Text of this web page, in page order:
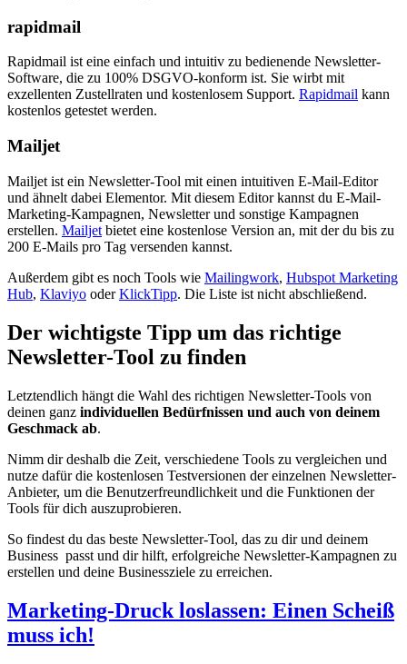
rapidmail
Rapidmail ist eine einfach und intuitiv zu bedienende Newsletter-
Software, die zu 100% DSGVO-konform ist. Sie wirbt mit
exzellenten Zustellraten und kostenlosem Support. Rapidmail kann
kostenlos getestet werden.
Mailjet
Mailjet ist ein Newsletter-Tool mit einen intuitiven E-Mail-Editor
und ähnelt dabei Elementor. Mit diesem Editor kannst du E-Mail-
Marketing-Kampagnen, Newsletter und sonstige Kampagnen
erstellen. Mailjet bietet eine kostenlose Version an, mit der du bis zu
200 E-Mails pro Tag versenden kannst.
Außerdem gibt es noch Tools wie Mailingwork, Hubspot Marketing
Hub, Klaviyo oderKlickTipp. Die Liste ist nicht abschließend.
Der wichtigste Tipp um das richtige
Newsletter-Tool zu finden
Letztendlich hängt die Wahl des richtigen Newsletter-Tools von
deinen ganz individuellen Bedürfnissen und auch von deinem
Geschmack ab.
Nimm dir deshalb die Zeit, verschiedene Tools zu vergleichen und
nutze dafür die kostenlosen Testversionen der einzelnen Newsletter-
Anbieter, um die Benutzerfreundlichkeit und die Funktionen der
Tools für dich auszuprobieren.
So findest du das beste Newsletter-Tool, das zu dir und deinem
Business passt und dir hilft, erfolgreiche Newsletter-Kampagnen zu
erstellen und deine Businessziele zu erreichen.
Marketing-Druck loslassen: Einen Scheiß
muss ich!